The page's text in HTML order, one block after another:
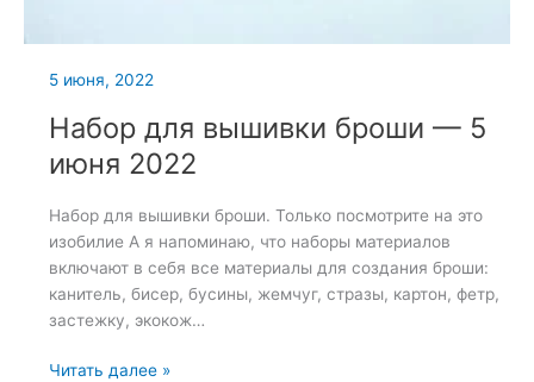
5 июня, 2022
Набор для вышивки броши — 5
июня 2022
Набор для вышивки броши. Только посмотрите на это
изобилие А я напоминаю, что наборы материалов
включают в себя все материалы для создания броши:
канитель, бисер, бусины, жемчуг, стразы, картон, фетр,
застежку, экокож…
Набор
Читать далее »